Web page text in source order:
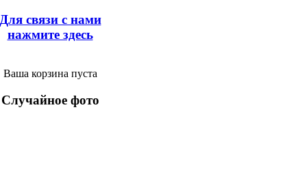
Для связи с нами
нажмите здесь
Ваша корзина пуста
Случайное фото